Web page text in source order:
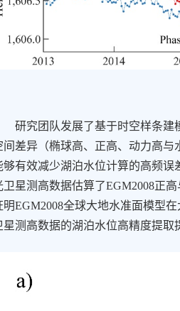
究团队发展了基于时空样条建模
间差异（椭球高、正高、动力高与
够有效减少湖泊水位计算的高频误
卫星测高数据估算了EGM2008正
明EGM2008全球大地水准面模型
星测高数据的湖泊水位高精度提取